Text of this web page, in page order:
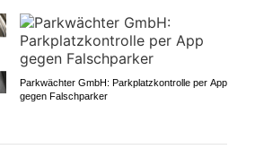
Parkwächter GmbH: Parkplatzkontrolle per App
gegen Falschparker